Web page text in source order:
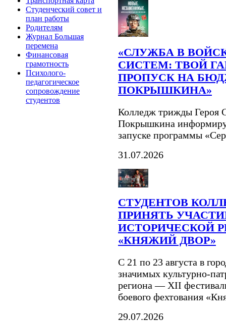
Студенческий совет и
план работы
Родителям
Журнал Большая
перемена
Финансовая
грамотность
Психолого-
педагогическое
сопровождение
студентов
«СЛУЖБА В
СИСТЕМ: ТВОЙ
ПРОПУСК НА
ПОКРЫШКИНА»
Колледж трижды Героя
Покрышкина
запуске программы
31.07.2026
СТУДЕНТОВ
ПРИНЯТЬ
ИСТОРИЧЕСКОЙ
«КНЯЖИЙ ДВОР»
С 21 по 23 августа в
значимых культурно-
региона — XII
боевого фехтования
29.07.2026